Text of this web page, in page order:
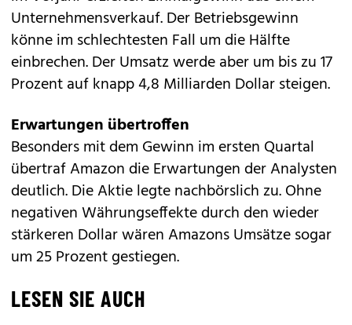
Unternehmensverkauf. Der Betriebsgewinn
könne im schlechtesten Fall um die Hälfte
einbrechen. Der Umsatz werde aber um bis zu 17
Prozent auf knapp 4,8 Milliarden Dollar steigen.
Erwartungen übertroffen
Besonders mit dem Gewinn im ersten Quartal
übertraf Amazon die Erwartungen der Analysten
deutlich. Die Aktie legte nachbörslich zu. Ohne
negativen Währungseffekte durch den wieder
stärkeren Dollar wären Amazons Umsätze sogar
um 25 Prozent gestiegen.
LESEN SIE AUCH